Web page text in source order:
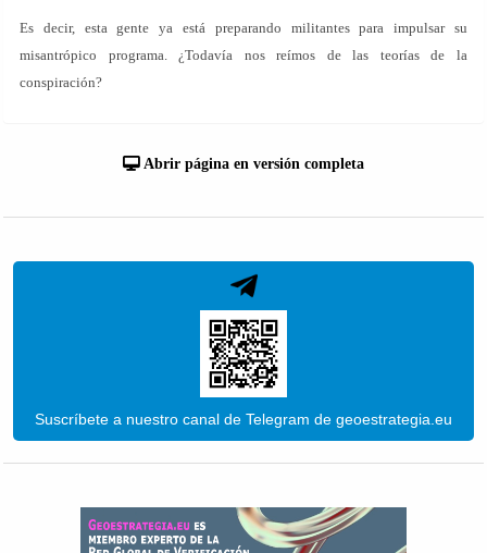
Es decir, esta gente ya está preparando militantes para impulsar su
misantrópico programa. ¿Todavía nos reímos de las teorías de la
conspiración?
Abrir página en versión completa
Suscríbete a nuestro canal de Telegram de geoestrategia.eu